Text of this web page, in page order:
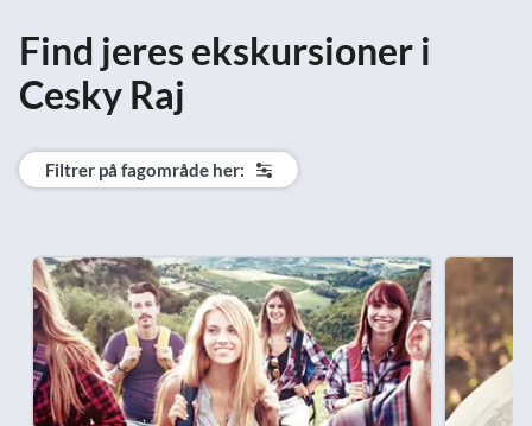
Find jeres ekskursioner i
Cesky Raj
Filtrer på fagområde her: